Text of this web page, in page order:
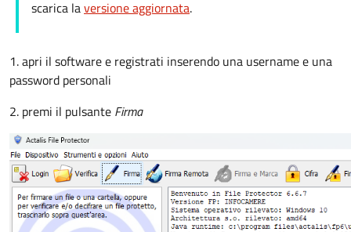
scarica laversione aggiornata.
1. apri il software e registrati inserendo una username e una
password personali
2. premi il pulsante Firma